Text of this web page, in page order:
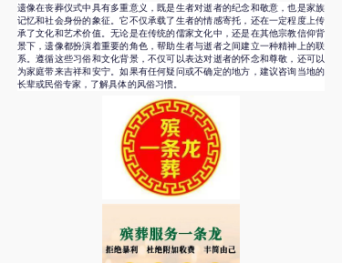
遗像在丧葬仪式中具有多重意义，既是生者对逝者的纪念和敬意，也是家族
记忆和社会身份的象征。它不仅承载了生者的情感寄托，还在一定程度上传
承了文化和艺术价值。无论是在传统的儒家文化中，还是在其他宗教信仰背
景下，遗像都扮演着重要的角色，帮助生者与逝者之间建立一种精神上的联
系。遵循这些习俗和文化背景，不仅可以表达对逝者的怀念和尊敬，还可以
为家庭带来吉祥和安宁。如果有任何疑问或不确定的地方，建议咨询当地的
长辈或民俗专家，了解具体的风俗习惯。